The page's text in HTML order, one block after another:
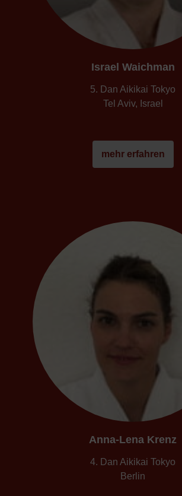
Israel Waichman
5. Dan Aikikai Tokyo
Tel Aviv, Israel
mehr erfahren
Anna-Lena Krenz
4. Dan Aikikai Tokyo
Berlin